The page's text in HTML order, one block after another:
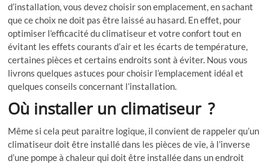
d’installation, vous devez choisir son emplacement, en sachant
que ce choix ne doit pas être laissé au hasard. En effet, pour
optimiser l’efficacité du climatiseur et votre confort tout en
évitant les effets courants d’air et les écarts de température,
certaines pièces et certains endroits sont à éviter. Nous vous
livrons quelques astuces pour choisir l’emplacement idéal et
quelques conseils concernant l’installation.
Où installer un climatiseur ?
Même si cela peut paraitre logique, il convient de rappeler qu’un
climatiseur doit être installé dans les pièces de vie, à l’inverse
d’une pompe à chaleur qui doit être installée dans un endroit